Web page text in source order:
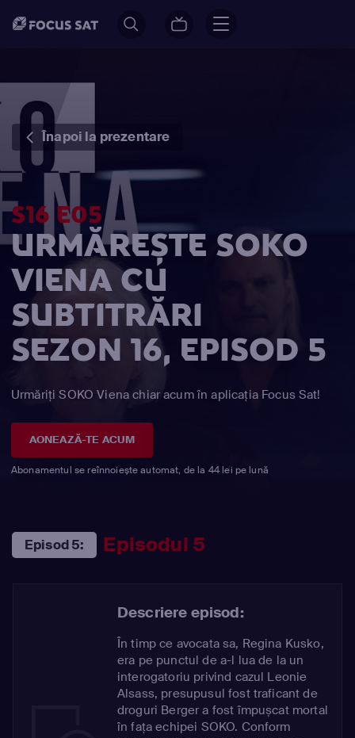
Înapoi la prezentare
S16 E05
URMĂREȘTE SOKO
VIENA CU
SUBTITRĂRI
SEZON 16, EPISOD 5
Urmăriți SOKO Viena chiar acum în aplicația Focus Sat!
AONEAZĂ-TE ACUM
Abonamentul se reînnoiește automat, de la 44 lei pe lună
Episod 5: Episodul 5
Descriere episod:
În timp ce avocata sa, Regina Kusko,
era pe punctul de a-l lua de la un
interogatoriu privind cazul Leonie
Alsass, presupusul fost traficant de
droguri Berger a fost împușcat mortal
în fața echipei SOKO. Conform